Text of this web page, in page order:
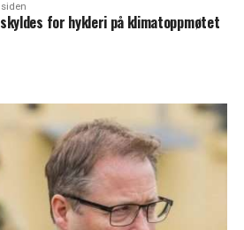
siden
for hykleri på klimatoppmøtet